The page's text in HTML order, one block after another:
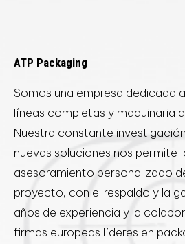
ATP Packaging
Somos una empresa dedicada
líneas completas y maquinaria
Nuestra constante
nuevas soluciones nos permite
asesoramiento personalizado
proyecto, con el respaldo y la
años de experiencia y la
firmas europeas líderes en